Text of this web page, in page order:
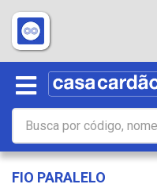
FIO PARALELO